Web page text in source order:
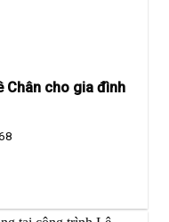
Chân cho gia đình